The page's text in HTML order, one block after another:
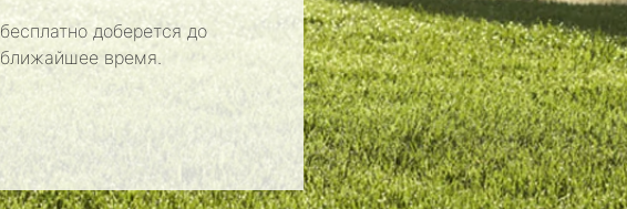
доберется до
ближайшее время.